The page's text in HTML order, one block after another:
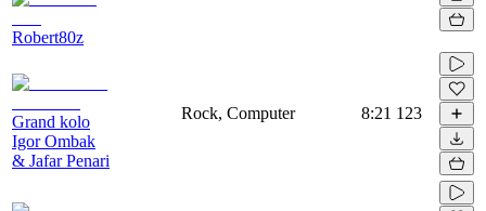
Robert80z
Grand kolo
Igor Ombak
& Jafar Penari
Rock, Computer 8:21 123